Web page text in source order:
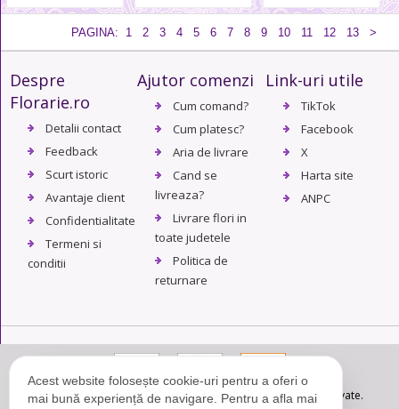
PAGINA: 1 2 3 4 5 6 7 8 9 10 11 12 13 >
Despre
Florarie.ro
Detalii contact
Feedback
Scurt istoric
Avantaje client
Confidentialitate
Termeni si
conditii
Ajutor comenzi
Cum comand?
Cum platesc?
Aria de livrare
Cand se
livreaza?
Livrare flori in
toate judetele
Politica de
returnare
Link-uri utile
TikTok
Facebook
X
Harta site
ANPC
© Copyright 2004 - 2026. Florarie.ro - Toate drepturile rezervate.
Acest website folosește cookie-uri pentru a oferi o
mai bună experiență de navigare. Pentru a afla mai